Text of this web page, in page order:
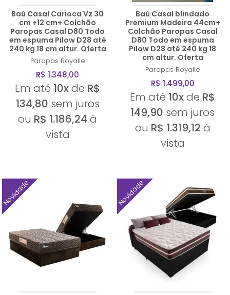
Baú Casal Carioca Vz 30
cm +12 cm+ Colchão
Paropas Casal D80 Todo
em espuma Pilow D28 até
240 kg 18 cm altur. Oferta
Paropas Royalle
R$ 1.348,00
Em até 10xde R$
134,80 sem juros
ou R$ 1.186,24 à
vista
Baú Casal blindado
Premium Madeira 44cm+
Colchão Paropas Casal
D80 Todo em espuma
Pilow D28 até 240 kg 18
cm altur. Oferta
Paropas Royalle
R$ 1.499,00
Em até 10xde R$
149,90 sem juros
ou R$ 1.319,12 à
vista
Novidade Novidade